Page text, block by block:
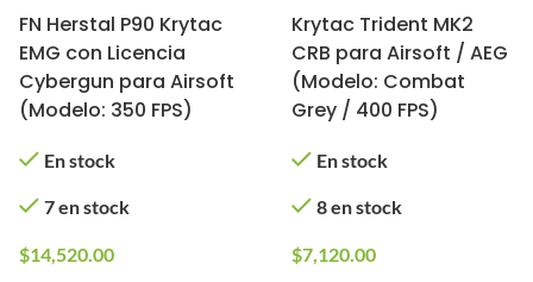
FN Herstal P90 Krytac
EMG con Licencia
Cybergun para Airsoft
(Modelo: 350 FPS)
En stock
7 en stock
$14,520.00
Krytac Trident MK2
CRB para Airsoft / AEG
(Modelo: Combat
Grey / 400 FPS)
En stock
8 en stock
$7,120.00